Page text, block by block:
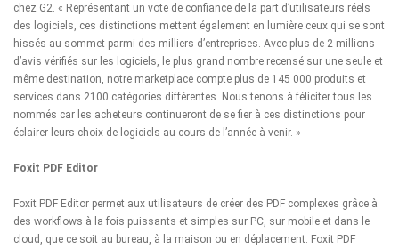
chez G2. « Représentant un vote de confiance de la part d’utilisateurs réels
des logiciels, ces distinctions mettent également en lumière ceux qui se sont
hissés au sommet parmi des milliers d’entreprises. Avec plus de 2 millions
d’avis vérifiés sur les logiciels, le plus grand nombre recensé sur une seule et
même destination, notre marketplace compte plus de 145 000 produits et
services dans 2100 catégories différentes. Nous tenons à féliciter tous les
nommés car les acheteurs continueront de se fier à ces distinctions pour
éclairer leurs choix de logiciels au cours de l’année à venir. »
Foxit PDF Editor
Foxit PDF Editor permet aux utilisateurs de créer des PDF complexes grâce à
des workflows à la fois puissants et simples sur PC, sur mobile et dans le
cloud, que ce soit au bureau, à la maison ou en déplacement. Foxit PDF